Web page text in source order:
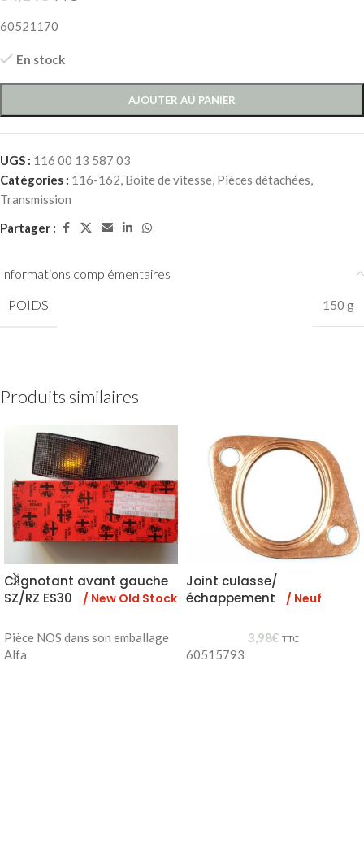
60521170
En stock
AJOUTER AU PANIER
UGS : 116 00 13 587 03
Catégories : 116-162, Boite de vitesse, Pièces détachées,
Transmission
Partager :
Informations complémentaires
POIDS
150 g
Produits similaires
Clignotant avant gauche
SZ/RZ ES30
/ New Old Stock
Pièce NOS dans son emballage
Alfa
Joint culasse/
échappement
/ Neuf
3,98€ TTC
60515793